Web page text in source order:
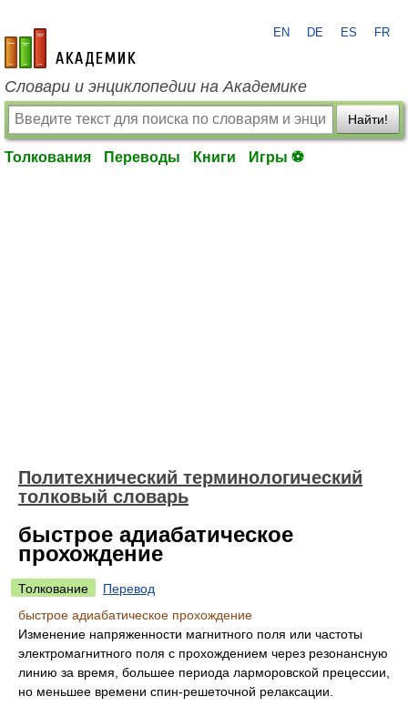
academic.ru
EN DE ES FR
Словари и энциклопедии на Академике
Найти!
Толкования Переводы Книги Игры ⚽
Политехнический терминологический
толковый словарь
быстрое адиабатическое
прохождение
Толкование
Перевод
быстрое адиабатическое прохождение
Изменение напряженности магнитного поля или частоты
электромагнитного поля с прохождением через резонансную
линию за время, большее периода ларморовской прецессии,
но меньшее времени спин-решеточной релаксации.